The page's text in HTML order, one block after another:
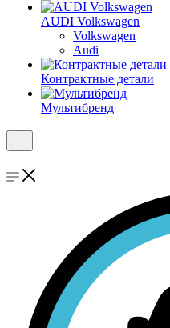
AUDI Volkswagen
Volkswagen
Audi
Контрактные детали
Мультибренд